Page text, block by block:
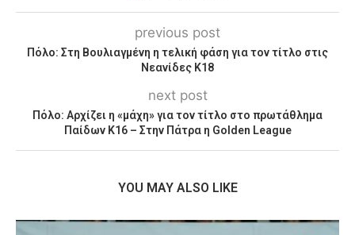
previous post
Πόλο: Στη Βουλιαγμένη η τελική φάση για τον τίτλο στις
Νεανίδες Κ18
next post
Πόλο: Αρχίζει η «μάχη» για τον τίτλο στο πρωτάθλημα
Παίδων Κ16 – Στην Πάτρα η Golden League
YOU MAY ALSO LIKE